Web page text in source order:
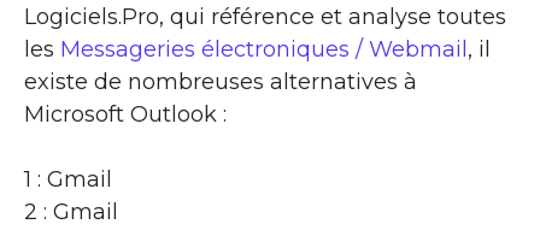
Logiciels.Pro, qui référence et analyse toutes
les Messageries électroniques / Webmail , il
existe de nombreuses alternatives à
Microsoft Outlook :
1 : Gmail
2 : Gmail